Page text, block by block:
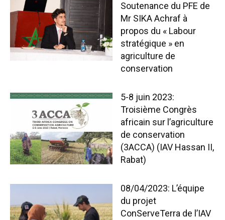
Soutenance du PFE de
Mr SIKA Achraf à
propos du « Labour
stratégique » en
agriculture de
conservation
5-8 juin 2023:
Troisième Congrès
africain sur l’agriculture
de conservation
(3ACCA) (IAV Hassan II,
Rabat)
08/04/2023: L’équipe
du projet
ConServeTerra de l’IAV